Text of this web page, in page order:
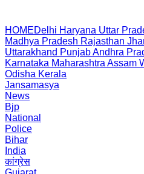
HOMEDelhi Haryana Uttar
Madhya Pradesh Rajasthan
Uttarakhand PunjabAndhra
Karnataka Maharashtra Assam
Odisha Kerala
Jansamasya
News
Bjp
National
Police
Bihar
India
कांग्रेस